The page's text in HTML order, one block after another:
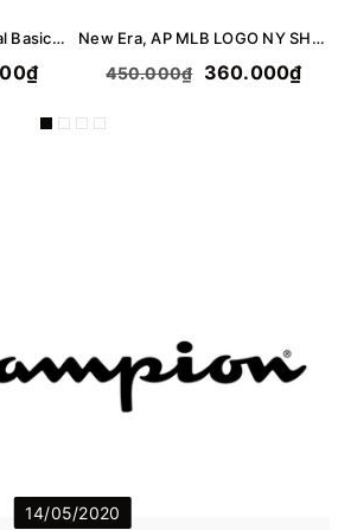
New Era, Ap Ne Essential Basic Logo Bear T-Shirt - Black New Era, AP MLB LOGO NY SHORT - BLACK
450.000₫ 360.000₫
14/05/2020